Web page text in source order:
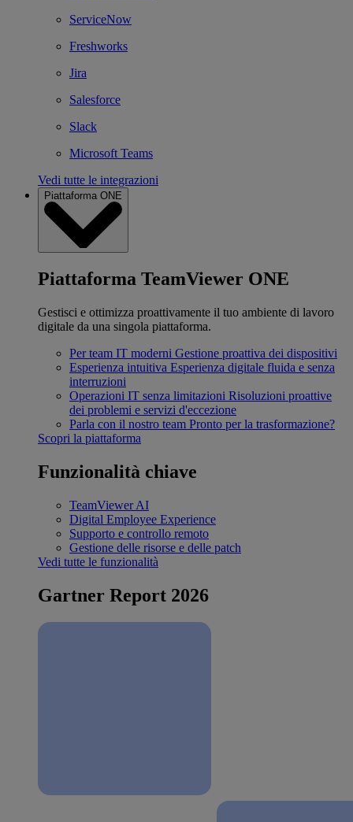
ServiceNow
Freshworks
Jira
Salesforce
Slack
Microsoft Teams
Vedi tutte le integrazioni
Piattaforma ONE
Piattaforma TeamViewer ONE
Gestisci e ottimizza proattivamente il tuo ambiente di lavoro
digitale da una singola piattaforma.
Per team IT moderni Gestione proattiva dei dispositivi
Esperienza intuitiva Esperienza digitale fluida e senza
interruzioni
Operazioni IT senza limitazioni Risoluzioni proattive
dei problemi e servizi d'eccezione
Parla con il nostro team Pronto per la trasformazione?
Scopri la piattaforma
Funzionalità chiave
TeamViewer AI
Digital Employee Experience
Supporto e controllo remoto
Gestione delle risorse e delle patch
Vedi tutte le funzionalità
Gartner Report 2026